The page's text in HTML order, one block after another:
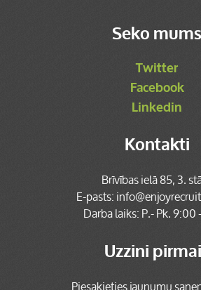
Seko mums
Twitter
Facebook
Linkedin
Kontakti
Brīvības ielā 85, 3.
E-pasts:
Darba laiks: P.- Pk. 9:00
Uzzini